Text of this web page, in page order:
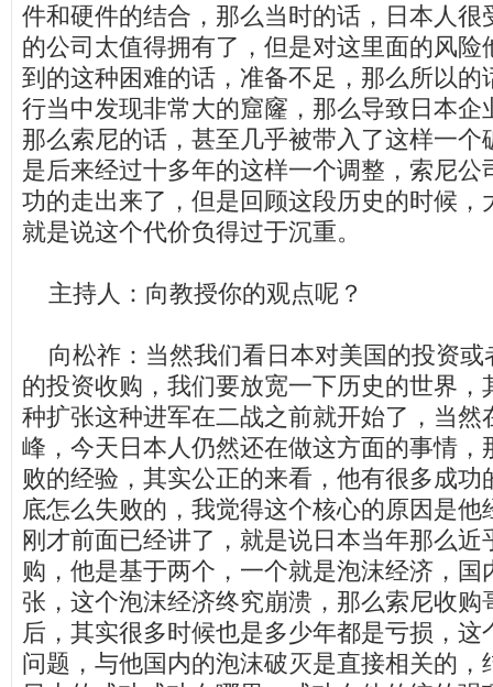
件和硬件的结合，那么当时的话，日本人很
的公司太值得拥有了，但是对这里面的风险
到的这种困难的话，准备不足，那么所以的
行当中发现非常大的窟窿，那么导致日本企
那么索尼的话，甚至几乎被带入了这样一个
是后来经过十多年的这样一个调整，索尼公
功的走出来了，但是回顾这段历史的时候，
就是说这个代价负得过于沉重。
主持人：向教授你的观点呢？
向松祚：当然我们看日本对美国的投资
的投资收购，我们要放宽一下历史的世界，
种扩张这种进军在二战之前就开始了，当然
峰，今天日本人仍然还在做这方面的事情，
败的经验，其实公正的来看，他有很多成功
底怎么失败的，我觉得这个核心的原因是他
刚才前面已经讲了，就是说日本当年那么近
购，他是基于两个，一个就是泡沫经济，国
张，这个泡沫经济终究崩溃，那么索尼收购
后，其实很多时候也是多少年都是亏损，这
问题，与他国内的泡沫破灭是直接相关的，